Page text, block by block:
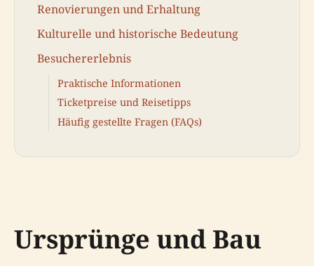
Renovierungen und Erhaltung
Kulturelle und historische Bedeutung
Besuchererlebnis
Praktische Informationen
Ticketpreise und Reisetipps
Häufig gestellte Fragen (FAQs)
Ursprünge und Bau